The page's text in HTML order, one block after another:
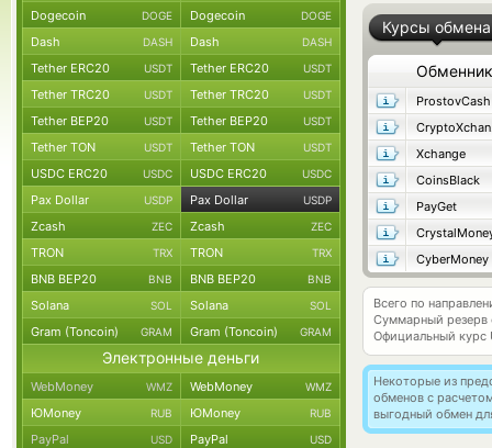
Курсы обмена
Обменник
ProstovCash
Xchange
CoinsBlack
PayGet
CyberMoney
Всего по
Суммарный резерв
Официальный курс
Некоторые из
обменов с
выгодный обмен
Dogecoin DOGE Dogecoin DOGE
Dash DASH Dash DASH
Tether ERC20 USDT Tether ERC20 USDT
Tether TRC20 USDT Tether TRC20 USDT
Tether BEP20 USDT Tether BEP20 USDT
Tether TON USDT Tether TON USDT
USDC ERC20 USDC USDC ERC20 USDC
Pax Dollar USDP Pax Dollar USDP
Zcash ZEC Zcash ZEC
TRON TRX TRON TRX
BNB BEP20 BNB BNB BEP20 BNB
Solana SOL Solana SOL
Gram (Toncoin) GRAM Gram (Toncoin) GRAM
Электронные деньги
WebMoney WMZ WebMoney WMZ
ЮMoney RUB ЮMoney RUB
PayPal USD PayPal USD